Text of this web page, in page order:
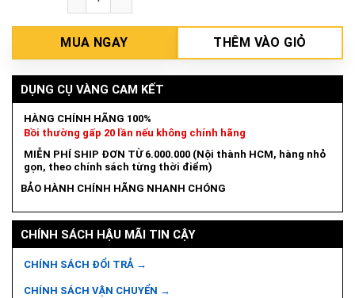
MUA NGAY THÊM VÀO GIỎ
DỤNG CỤ VÀNG CAM KẾT
HÀNG CHÍNH HÃNG 100%
Bồi thường gấp 20 lần nếu không chính hãng
MIỄN PHÍ SHIP ĐƠN TỪ 6.000.000 (Nội thành HCM, hàng nhỏ
gọn, theo chính sách từng thời điểm)
BẢO HÀNH CHÍNH HÃNG NHANH CHÓNG
CHÍNH SÁCH HẬU MÃI TIN CẬY
CHÍNH SÁCH ĐỔI TRẢ →
CHÍNH SÁCH VẬN CHUYỂN →